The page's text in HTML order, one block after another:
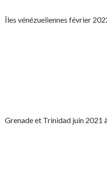
Îles vénézueliennes février
Grenade et Trinidad juin 2021